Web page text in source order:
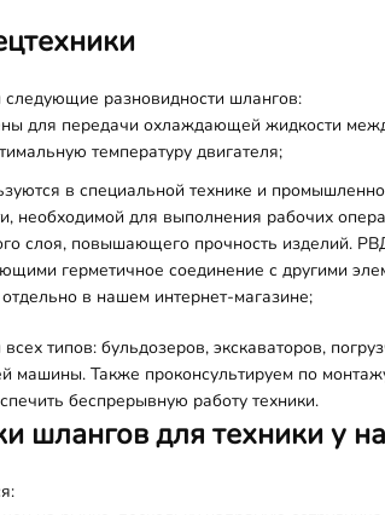
разновидности шлангов:
для передачи охлаждающей жидкости
температуру двигателя;
в специальной технике и
необходимой для выполнения рабочих
слоя, повышающего прочность изделий.
герметичное соединение с другими
в нашем интернет-магазине;
всех типов: бульдозеров, экскаваторов,
машины. Также проконсультируем по
беспрерывную работу техники.
шлангов для техники у